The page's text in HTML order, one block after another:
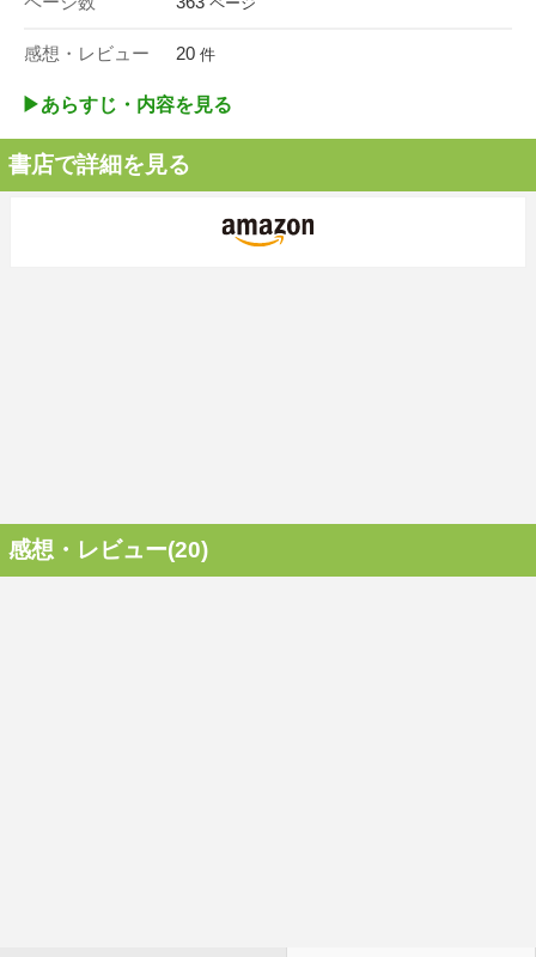
感想・レビュー 20 件
▶︎あらすじ・内容を見る
書店で詳細を見る
感想・レビュー(20)